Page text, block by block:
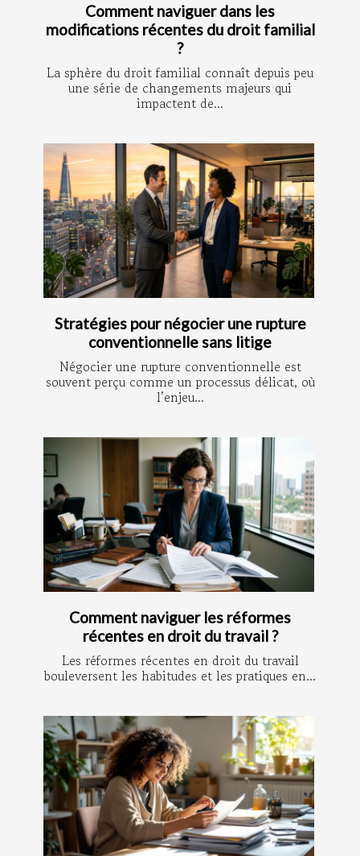
Comment naviguer dans les
modifications récentes du droit familial
?
La sphère du droit familial connaît depuis peu
une série de changements majeurs qui
impactent de...
Stratégies pour négocier une rupture
conventionnelle sans litige
Négocier une rupture conventionnelle est
souvent perçu comme un processus délicat, où
l’enjeu...
Comment naviguer les réformes
récentes en droit du travail ?
Les réformes récentes en droit du travail
bouleversent les habitudes et les pratiques en...